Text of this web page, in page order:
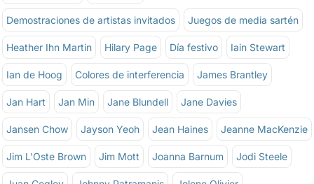
Demostraciones de artistas invitados Juegos de media sartén
Heather Ihn Martin Hilary Page Día festivo Iain Stewart
Ian de Hoog Colores de interferencia James Brantley
Jan Hart Jan Min Jane Blundell Jane Davies
Jansen Chow Jayson Yeoh Jean Haines Jeanne MacKenzie
Jim L'Oste Brown Jim Mott Joanna Barnum Jodi Steele